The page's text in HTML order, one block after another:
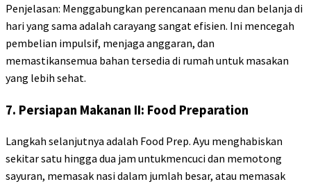
Penjelasan: Menggabungkan perencanaan menu dan belanja di
hari yang sama adalah carayang sangat efisien. Ini mencegah
pembelian impulsif, menjaga anggaran, dan
memastikansemua bahan tersedia di rumah untuk masakan
yang lebih sehat.
7. Persiapan Makanan II: Food Preparation
Langkah selanjutnya adalah Food Prep. Ayu menghabiskan
sekitar satu hingga dua jam untukmencuci dan memotong
sayuran, memasak nasi dalam jumlah besar, atau memasak